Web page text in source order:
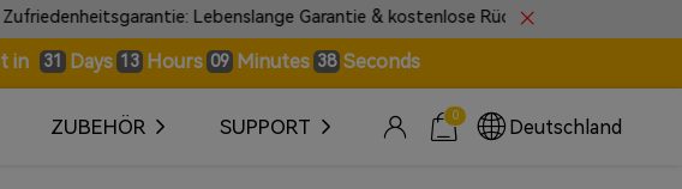
Lebenslange Garantie & kostenlose Rückgabe innerhalb von 30
in 31 Days 13 Hours 09 Minutes 38 Seconds
ZUBEHÖR SUPPORT 0
Deutschland